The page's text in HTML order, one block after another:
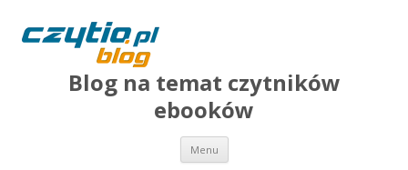
Blog na temat czytników
ebooków
Menu Przejdź do treści